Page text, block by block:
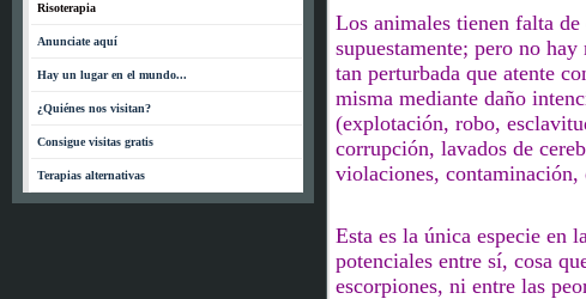
Risoterapia
Anunciate aquí
Hay un lugar en el mundo...
¿Quiénes nos visitan?
Consigue visitas gratis
Terapias alternativas
Los animales tienen falta
supuestamente; pero no
tan perturbada que atente
misma mediante daño
(explotación, robo,
corrupción, lavados de
violaciones, contaminación,
Esta es la única especie en
potenciales entre sí, cosa
escorpiones, ni entre las